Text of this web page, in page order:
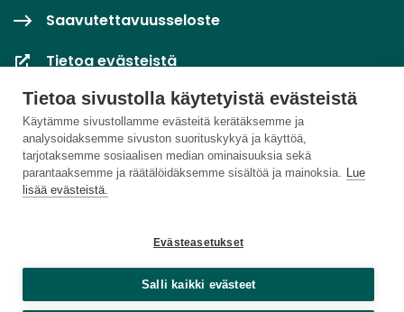
Tietoa sivustolla käytetyistä evästeistä
Käytämme sivustollamme evästeitä kerätäksemme ja
analysoidaksemme sivuston suorituskykyä ja käyttöä,
tarjotaksemme sosiaalisen median ominaisuuksia sekä
parantaaksemme ja räätälöidäksemme sisältöä ja mainoksia. Lue
lisää evästeistä.
Evästeasetukset
Salli kaikki evästeet
Saavutettavuusseloste
Tietoa evästeistä
Evästeasetukset